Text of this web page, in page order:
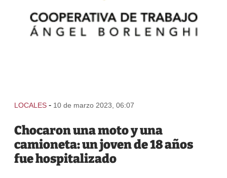
LOCALES - 10 de marzo 2023, 06:07
Chocaron una moto y una
camioneta: un joven de 18 años
fue hospitalizado